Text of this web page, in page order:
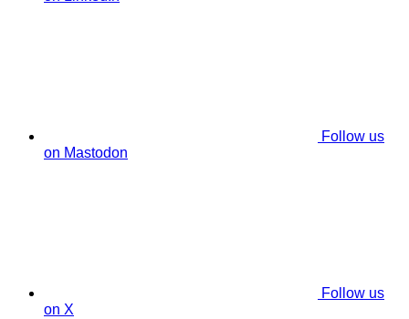
Follow us
on Mastodon
Follow us
on X